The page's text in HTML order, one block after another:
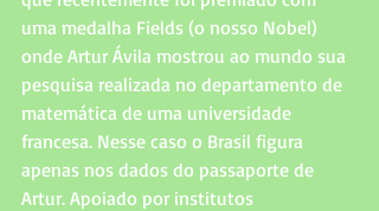
uma medalha Fields (o nosso Nobel)
onde Artur Ávila mostrou ao mundo sua
pesquisa realizada no departamento de
matemática de uma universidade
francesa. Nesse caso o Brasil figura
apenas nos dados do passaporte de
Artur. Apoiado por institutos